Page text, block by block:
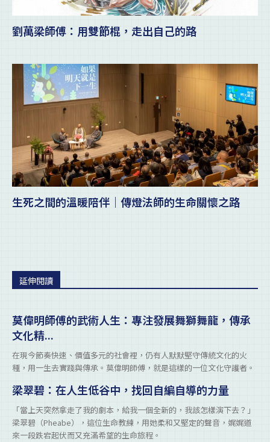
劉萬梁師傅：用雙節棍，走出自己的路
生死之間的溫暖陪伴｜傳燈法師的生命關懷之路
延伸閱讀
莫偉明師傅的武術人生：專注發展舞獅舞龍，傳承
文化精...
在現今節奏快速、價值多元的社會裡，仍有人默默堅守傳統文化的火
種，用一生去實踐與傳承。莫偉明師傅，就是這樣的一位文化守護者。
梁翠碧：在人生低谷中，找回自編自導的力量
「當上天突然拿走了我的劇本，給我一個全新的，我該怎樣演下去？」
梁翠碧（Pheabe），這位生命教練，用她柔和又堅定的聲音，娓娓道
來一段跌宕起伏而又充滿希望的生命旅程。